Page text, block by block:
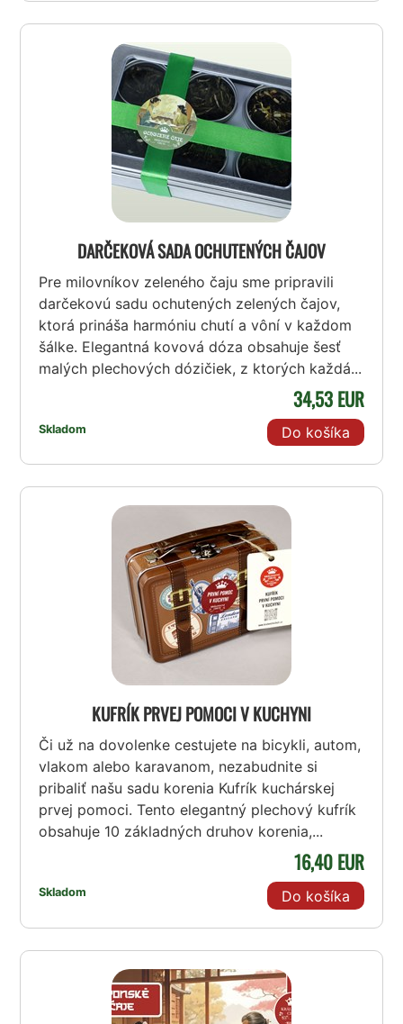
DARČEKOVÁ SADA OCHUTENÝCH ČAJOV
Pre milovníkov zeleného čaju sme pripravili
darčekovú sadu ochutených zelených čajov,
ktorá prináša harmóniu chutí a vôní v každom
šálke. Elegantná kovová dóza obsahuje šesť
malých plechových dózičiek, z ktorých každá...
Skladom
34,53 EUR
Do košíka
KUFRÍK PRVEJ POMOCI V KUCHYNI
Či už na dovolenke cestujete na bicykli, autom,
vlakom alebo karavanom, nezabudnite si
pribaliť našu sadu korenia Kufrík kuchárskej
prvej pomoci. Tento elegantný plechový kufrík
obsahuje 10 základných druhov korenia,...
Skladom
16,40 EUR
Do košíka